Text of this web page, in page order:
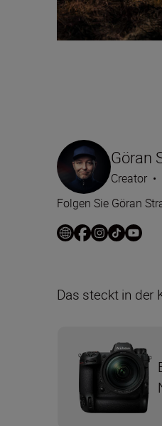
Göran
Creator •
Folgen Sie Göran
Das steckt in der